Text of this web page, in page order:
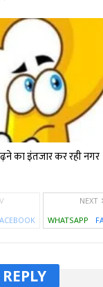
का इंतजार कर रही नगर
NEXT
WHATSAPP